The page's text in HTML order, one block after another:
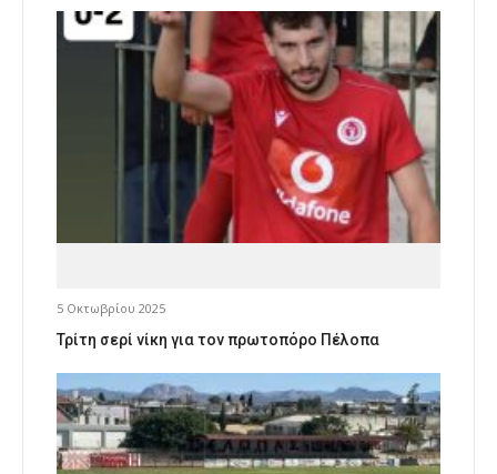
5 Οκτωβρίου 2025
Τρίτη σερί νίκη για τον πρωτοπόρο Πέλοπα